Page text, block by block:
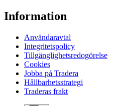
Information
Användaravtal
Integritetspolicy
Tillgänglighetsredogörelse
Cookies
Jobba på Tradera
Hållbarhetsstrategi
Traderas frakt